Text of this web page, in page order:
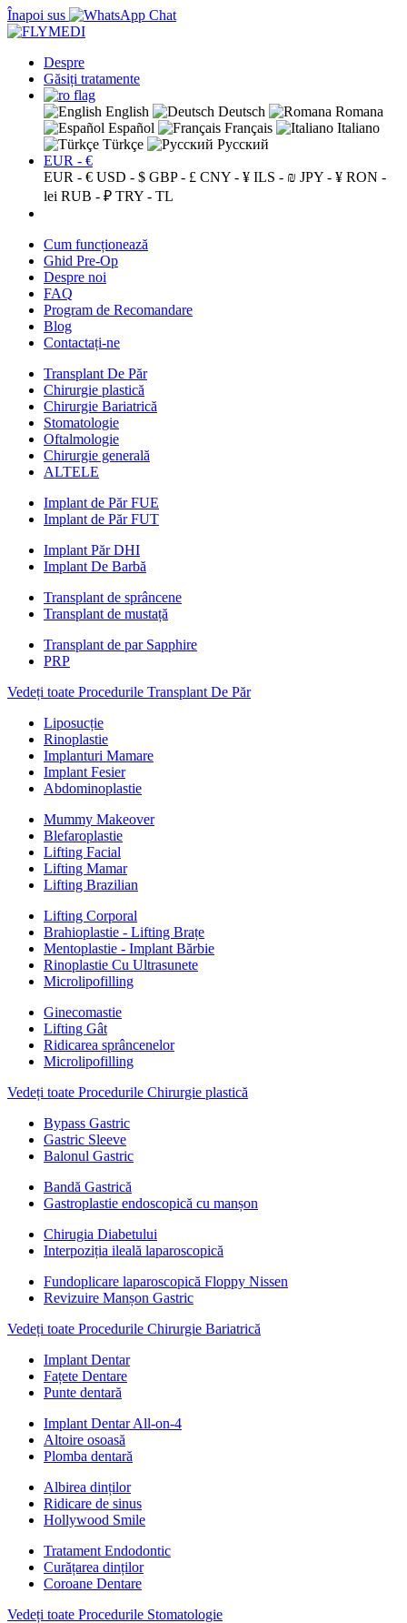
Înapoi sus
Despre
Găsiți tratamente
English Deutsch
Romana
Español
Français
Italiano
Türkçe
Русский
EUR - €
EUR - € USD - $ GBP - £ CNY - ¥ ILS - ₪ JPY - ¥ RON -
lei RUB - ₽ TRY - TL
Cum funcționează
Ghid Pre-Op
Despre noi
FAQ
Program de Recomandare
Blog
Contactați-ne
Transplant De Păr
Chirurgie plastică
Chirurgie Bariatrică
Stomatologie
Oftalmologie
Chirurgie generală
ALTELE
Implant de Păr FUE
Implant de Păr FUT
Implant Păr DHI
Implant De Barbă
Transplant de sprâncene
Transplant de mustață
Transplant de par Sapphire
PRP
Vedeți toate Procedurile Transplant De Păr
Liposucție
Rinoplastie
Implanturi Mamare
Implant Fesier
Abdominoplastie
Mummy Makeover
Blefaroplastie
Lifting Facial
Lifting Mamar
Lifting Brazilian
Lifting Corporal
Brahioplastie - Lifting Brațe
Mentoplastie - Implant Bărbie
Rinoplastie Cu Ultrasunete
Microlipofilling
Ginecomastie
Lifting Gât
Ridicarea sprâncenelor
Microlipofilling
Vedeți toate Procedurile Chirurgie plastică
Bypass Gastric
Gastric Sleeve
Balonul Gastric
Bandă Gastrică
Gastroplastie endoscopică cu manșon
Chirugia Diabetului
Interpoziția ileală laparoscopică
Fundoplicare laparoscopică Floppy Nissen
Revizuire Manșon Gastric
Vedeți toate Procedurile Chirurgie Bariatrică
Implant Dentar
Fațete Dentare
Punte dentară
Implant Dentar All-on-4
Altoire osoasă
Plomba dentară
Albirea dinților
Ridicare de sinus
Hollywood Smile
Tratament Endodontic
Curățarea dinților
Coroane Dentare
Vedeți toate Procedurile Stomatologie